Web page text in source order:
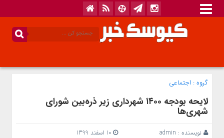
گروه : اجتماعی
لایحه بودجه ۱۴۰۰ شهرداری زیر ذره‌بین شورای
شهری‌ها
نویسنده : admin
10 اسفند 1399